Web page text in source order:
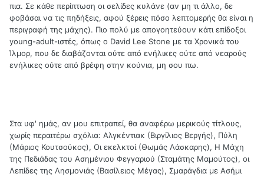
πια. Σε κάθε περίπτωση οι σελίδες κυλάνε (αν μη τι άλλο, δε
φοβάσαι να τις πηδήξεις, αφού ξέρεις πόσο λεπτομερής θα είναι η
περιγραφή της μάχης). Πιο πολύ με απογοητεύουν κάτι επίδοξοι
young-adult-ιστές, όπως ο David Lee Stone με τα Χρονικά του
Ίλμορ, που δε διαβάζονται ούτε από ενήλικες ούτε από νεαρούς
ενήλικες ούτε από βρέφη στην κούνια, μη σου πω.
Στα υφ' ημάς, αν μου επιτραπεί, θα αναφέρω μερικούς τίτλους,
χωρίς περαιτέρω σχόλια: Αλγκέντιακ (Βιργίλιος Βεργής), Πύλη
(Μάριος Κουτσούκος), Οι εκελκτοί (Θωμάς Λάσκαρης), Η Μάχη
της Πεδιάδας του Ασημένιου Φεγγαριού (Σταμάτης Μαμούτος), οι
Λεπίδες της Λησμονιάς (Βασίλειος Μέγας), Σμαράγδια με Ασήμι